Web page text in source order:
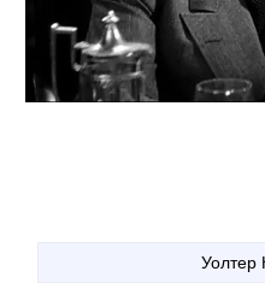
Уолтер